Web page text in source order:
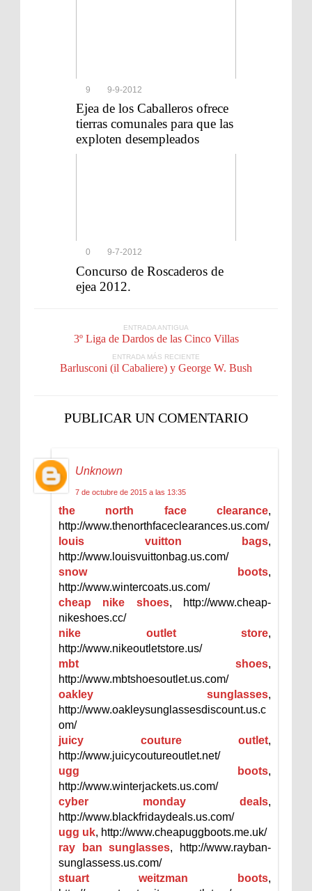
9 9-9-2012
Ejea de los Caballeros ofrece
tierras comunales para que las
exploten desempleados
0 9-7-2012
Concurso de Roscaderos de
ejea 2012.
ENTRADA ANTIGUA
3º Liga de Dardos de las Cinco Villas
ENTRADA MÁS RECIENTE
Barlusconi (il Cabaliere) y George W. Bush
PUBLICAR UN COMENTARIO
Unknown
7 de octubre de 2015 a las 13:35
the north face clearance,
http://www.thenorthfaceclearances.us.com/
louis vuitton bags,
http://www.louisvuittonbag.us.com/
snow boots,
http://www.wintercoats.us.com/
cheap nike shoes, http://www.cheap-
nikeshoes.cc/
nike outlet store,
http://www.nikeoutletstore.us/
mbt shoes,
http://www.mbtshoesoutlet.us.com/
oakley sunglasses,
http://www.oakleysunglassesdiscount.us.c
om/
juicy couture outlet,
http://www.juicycoutureoutlet.net/
ugg boots,
http://www.winterjackets.us.com/
cyber monday deals,
http://www.blackfridaydeals.us.com/
ugg uk, http://www.cheapuggboots.me.uk/
ray ban sunglasses, http://www.rayban-
sunglassess.us.com/
stuart weitzman boots,